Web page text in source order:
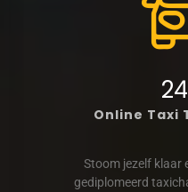
Online Taxi
Stoom jezelf klaar
gediplomeerd